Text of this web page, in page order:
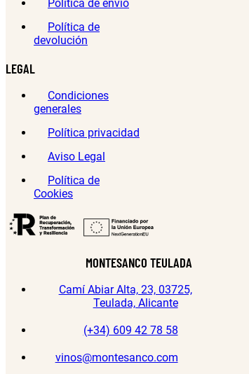
Política de envío
Política de
devolución
LEGAL
Condiciones
generales
Política privacidad
Aviso Legal
Política de
Cookies
MONTESANCO TEULADA
Camí Abiar Alta, 23, 03725,
Teulada, Alicante
(+34) 609 42 78 58
vinos@montesanco.com